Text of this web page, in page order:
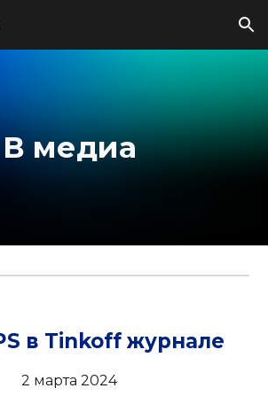
Skip to navigation
В медиа
в Tinkoff журнале
2 марта 2024